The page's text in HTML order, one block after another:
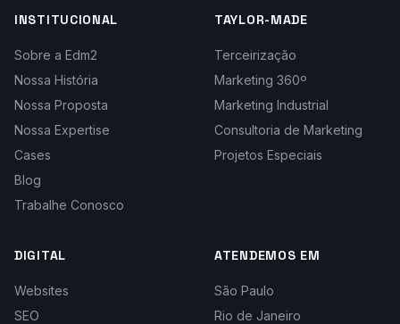
INSTITUCIONAL
Sobre a Edm2
Nossa História
Nossa Proposta
Nossa Expertise
Cases
Blog
Trabalhe Conosco
TAYLOR-MADE
Terceirização
Marketing 360º
Marketing Industrial
Consultoria de Marketing
Projetos Especiais
DIGITAL
Websites
SEO
ATENDEMOS EM
São Paulo
Rio de Janeiro